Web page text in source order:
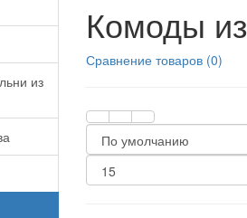
из
Комоды
Сравнение товаров (0)